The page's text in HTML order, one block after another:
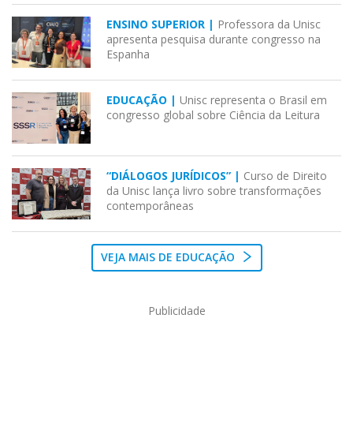
ENSINO SUPERIOR | Professora da Unisc
apresenta pesquisa durante congresso na
Espanha
EDUCAÇÃO | Unisc representa o Brasil em
congresso global sobre Ciência da Leitura
“DIÁLOGOS JURÍDICOS” | Curso de Direito
da Unisc lança livro sobre transformações
contemporâneas
VEJA MAIS DE EDUCAÇÃO
Publicidade